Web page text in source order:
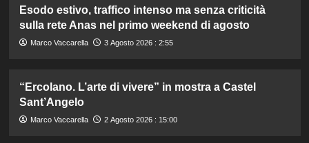
Esodo estivo, traffico intenso ma senza criticità
sulla rete Anas nel primo weekend di agosto
Marco Vaccarella 3 Agosto 2026 : 2:55
“Ercolano. L’arte di vivere” in mostra a Castel
Sant’Angelo
Marco Vaccarella 2 Agosto 2026 : 15:00